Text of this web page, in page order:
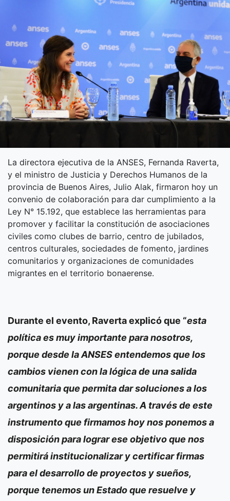
La directora ejecutiva de la ANSES, Fernanda Raverta,
y el ministro de Justicia y Derechos Humanos de la
provincia de Buenos Aires, Julio Alak, firmaron hoy un
convenio de colaboración para dar cumplimiento a la
Ley N° 15.192, que establece las herramientas para
promover y facilitar la constitución de asociaciones
civiles como clubes de barrio, centro de jubilados,
centros culturales, sociedades de fomento, jardines
comunitarios y organizaciones de comunidades
migrantes en el territorio bonaerense.
Durante el evento, Ravertaexplicó que “esta
política es muy importante para nosotros,
porque desde la ANSES entendemos que los
cambios vienen con la lógica de una salida
comunitaria que permita dar soluciones a los
argentinos y a las argentinas. A través de este
instrumento que firmamos hoy nos ponemos a
disposición para lograr ese objetivo que nos
permitirá institucionalizar y certificar firmas
para el desarrollo de proyectos y sueños,
porque tenemos un Estado que resuelve y